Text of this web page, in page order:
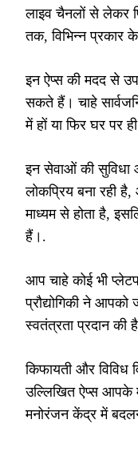
लाइव चैनलों से लेकर
तक, विभिन्न प्रकार
इन ऐप्स की मदद से
सकते हैं। चाहे
में हों या फिर घर पर
इन सेवाओं की सुविधा
लोकप्रिय बना रही
माध्यम से होता है,
हैं।.
आप चाहे कोई भी
प्रौद्योगिकी ने
स्वतंत्रता प्रदान की
किफायती और विविध
उल्लिखित ऐप्स आपके
मनोरंजन केंद्र में